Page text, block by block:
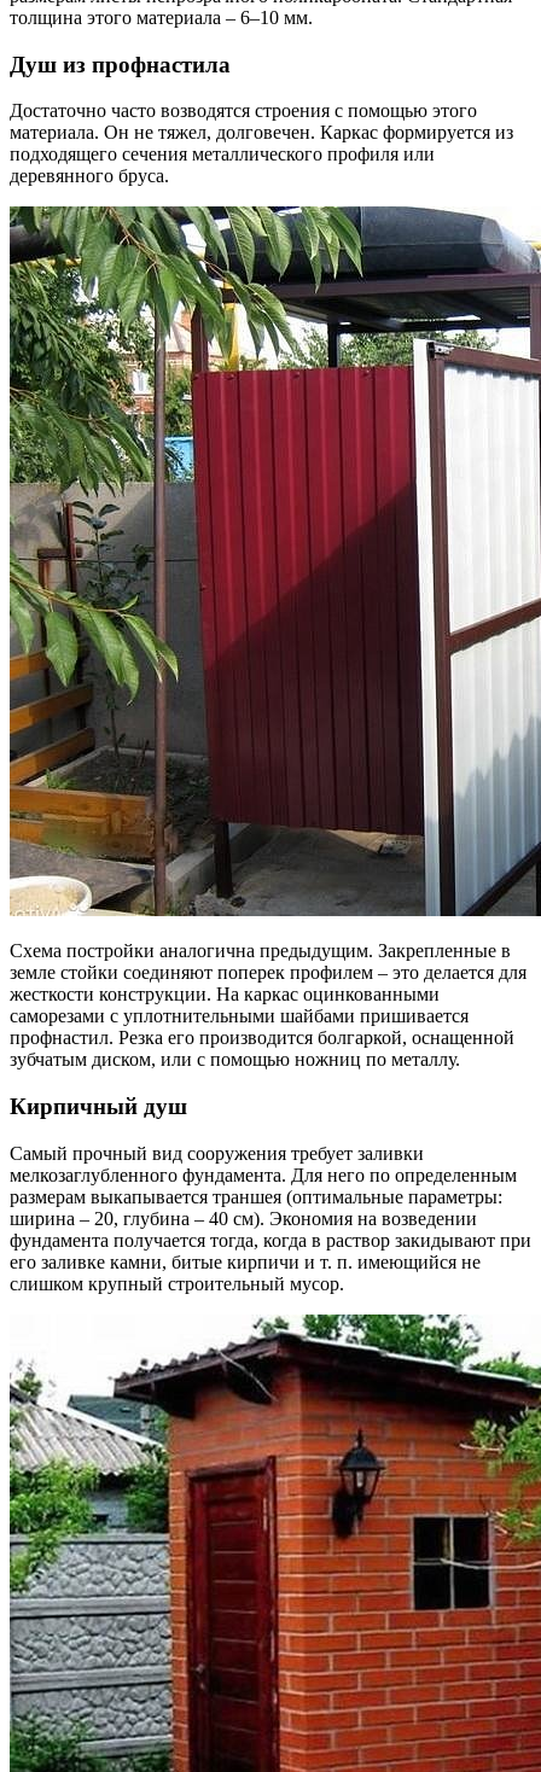
толщина этого материала – 6–10 мм.
Душ из профнастила
Достаточно часто возводятся строения с помощью этого
материала. Он не тяжел, долговечен. Каркас формируется из
подходящего сечения металлического профиля или
деревянного бруса.
Схема постройки аналогична предыдущим. Закрепленные в
земле стойки соединяют поперек профилем – это делается для
жесткости конструкции. На каркас оцинкованными
саморезами с уплотнительными шайбами пришивается
профнастил. Резка его производится болгаркой, оснащенной
зубчатым диском, или с помощью ножниц по металлу.
Кирпичный душ
Самый прочный вид сооружения требует заливки
мелкозаглубленного фундамента. Для него по определенным
размерам выкапывается траншея (оптимальные параметры:
ширина – 20, глубина – 40 см). Экономия на возведении
фундамента получается тогда, когда в раствор закидывают при
его заливке камни, битые кирпичи и т. п. имеющийся не
слишком крупный строительный мусор.